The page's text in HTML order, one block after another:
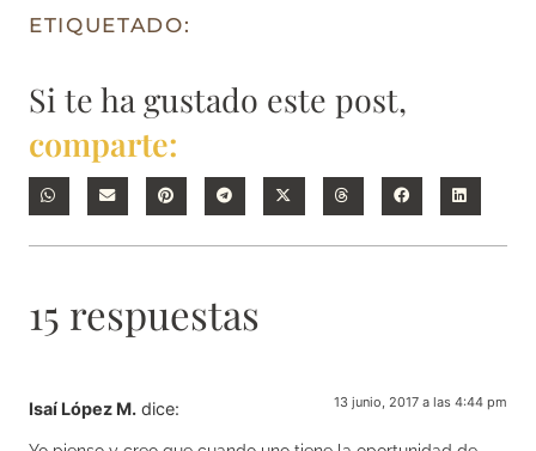
ETIQUETADO:
Si te ha gustado este post,
comparte:
15 respuestas
Isaí López M. dice: 13 junio, 2017 a las 4:44 pm